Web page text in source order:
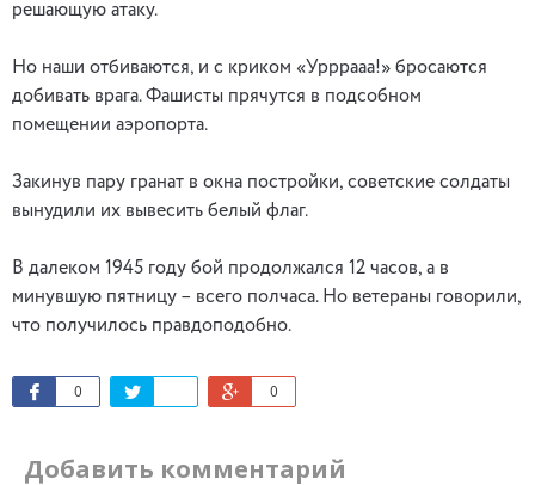
решающую атаку.
Но наши отбиваются, и с криком «Урррааа!» бросаются
добивать врага. Фашисты прячутся в подсобном
помещении аэропорта.
Закинув пару гранат в окна постройки, советские солдаты
вынудили их вывесить белый флаг.
В далеком 1945 году бой продолжался 12 часов, а в
минувшую пятницу – всего полчаса. Но ветераны говорили,
что получилось правдоподобно.
0 0
Добавить комментарий